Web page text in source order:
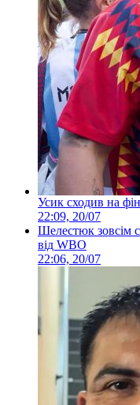
Усик сходив на
22:09, 20/07
Шелестюк зовсім
від WBO
22:06, 20/07